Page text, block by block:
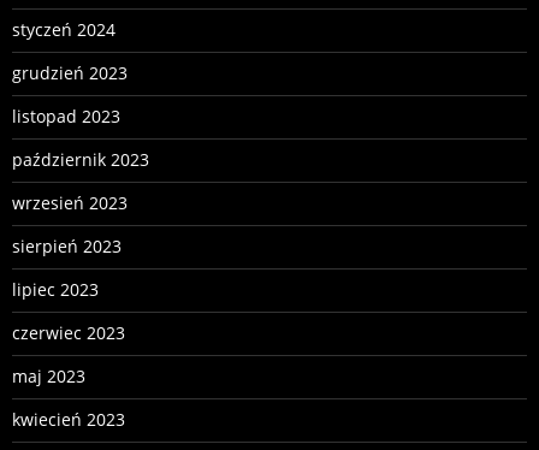
styczeń 2024
grudzień 2023
listopad 2023
październik 2023
wrzesień 2023
sierpień 2023
lipiec 2023
czerwiec 2023
maj 2023
kwiecień 2023